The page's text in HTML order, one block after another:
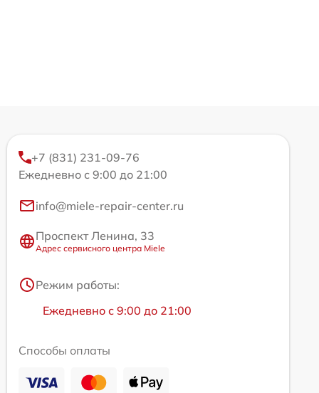
+7 (831) 231-09-76
Ежедневно с 9:00 до 21:00
info@miele-repair-center.ru
Проспект Ленина, 33
Адрес сервисного центра Miele
Режим работы:
Ежедневно с 9:00 до 21:00
Способы оплаты